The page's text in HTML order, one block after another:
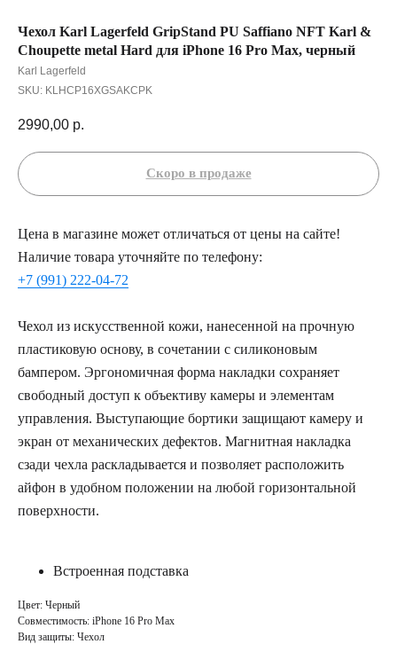
Чехол Karl Lagerfeld GripStand PU Saffiano NFT Karl &
Choupette metal Hard для iPhone 16 Pro Max, черный
Karl Lagerfeld
SKU: KLHCP16XGSAKCPK
2990,00 р.
Цена в магазине может отличаться от цены на сайте!
Наличие товара уточняйте по телефону:
+7 (991) 222-04-72
Чехол из искусственной кожи, нанесенной на прочную
пластиковую основу, в сочетании с силиконовым
бампером. Эргономичная форма накладки сохраняет
свободный доступ к объективу камеры и элементам
управления. Выступающие бортики защищают камеру и
экран от механических дефектов. Магнитная накладка
сзади чехла раскладывается и позволяет расположить
айфон в удобном положении на любой горизонтальной
поверхности.
Встроенная подставка
Цвет: Черный
Совместимость: iPhone 16 Pro Max
Вид защиты: Чехол